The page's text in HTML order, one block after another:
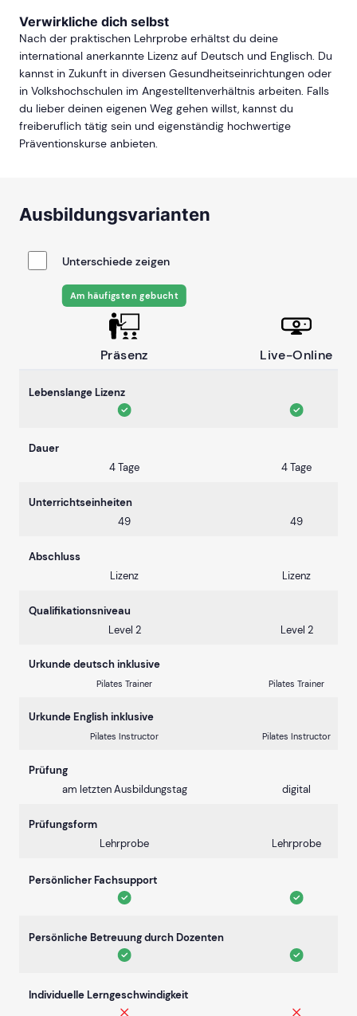
Verwirkliche dich selbst
Nach der praktischen Lehrprobe erhältst du deine
international anerkannte Lizenz auf Deutsch und Englisch. Du
kannst in Zukunft in diversen Gesundheitseinrichtungen oder
in Volkshochschulen im Angestelltenverhältnis arbeiten. Falls
du lieber deinen eigenen Weg gehen willst, kannst du
freiberuflich tätig sein und eigenständig hochwertige
Präventionskurse anbieten.
Ausbildungsvarianten
Unterschiede zeigen
Präsenz
Am häufigsten gebucht
Live-Online
Lebenslange Lizenz
Dauer
4 Tage
4 Tage
Unterrichtseinheiten
49
49
Abschluss
Lizenz
Lizenz
Qualifikationsniveau
Level 2
Level 2
Urkunde deutsch inklusive
Pilates Trainer Pilates Trainer
Urkunde English inklusive
Pilates Instructor Pilates Instructor
Prüfung
am letzten Ausbildungstag
digital
Prüfungsform
Lehrprobe
Lehrprobe
Persönlicher Fachsupport
Persönliche Betreuung durch Dozenten
Individuelle Lerngeschwindigkeit